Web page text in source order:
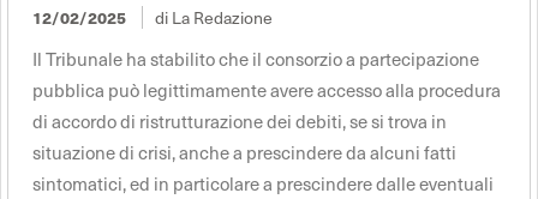
12/02/2025 di La Redazione
Il Tribunale ha stabilito che il consorzio a partecipazione
pubblica può legittimamente avere accesso alla procedura
di accordo di ristrutturazione dei debiti, se si trova in
situazione di crisi, anche a prescindere da alcuni fatti
sintomatici, ed in particolare a prescindere dalle eventuali